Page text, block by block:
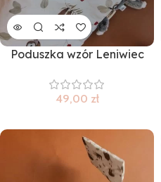
Poduszka wzór Leniwiec
49,00 zł